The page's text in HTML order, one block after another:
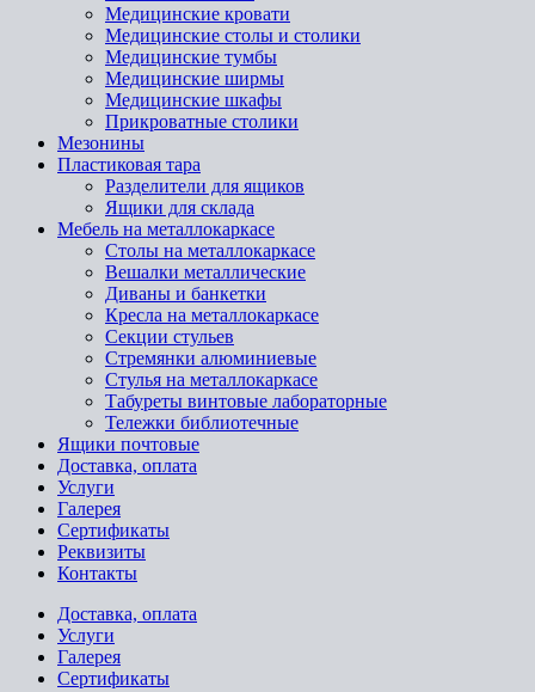
Медицинские кровати
Медицинские столы и столики
Медицинские тумбы
Медицинские ширмы
Медицинские шкафы
Прикроватные столики
Мезонины
Пластиковая тара
Разделители для ящиков
Ящики для склада
Мебель на металлокаркасе
Cтолы на металлокаркасе
Вешалки металлические
Диваны и банкетки
Кресла на металлокаркасе
Секции стульев
Стремянки алюминиевые
Стулья на металлокаркасе
Табуреты винтовые лабораторные
Тележки библиотечные
Ящики почтовые
Доставка, оплата
Услуги
Галерея
Сертификаты
Реквизиты
Контакты
Доставка, оплата
Услуги
Галерея
Сертификаты